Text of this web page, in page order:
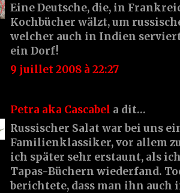
Eine Deutsche, die, in
Kochbücher wälzt, um
welcher auch in Indien
ein Dorf!
9 juillet 2008 à 22:27
Petra aka Cascabel a dit…
Russischer Salat war bei uns
Familienklassiker, vor allem
ich später sehr erstaunt, als
Tapas-Büchern wiederfand.
berichtete, dass man ihn auch